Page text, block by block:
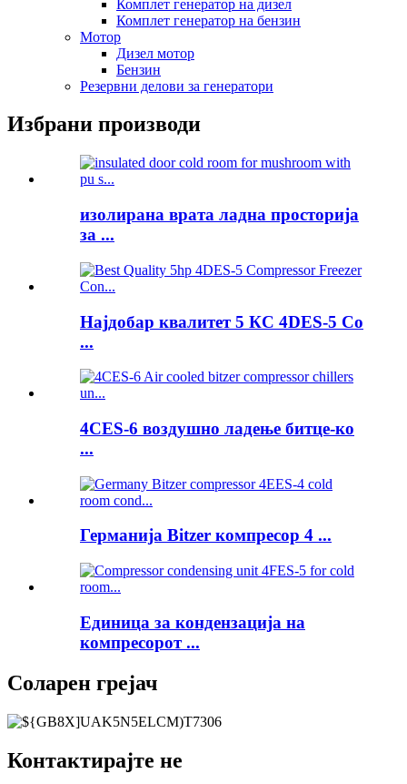
Комплет генератор на дизел
Комплет генератор на бензин
Мотор
Дизел мотор
Бензин
Резервни делови за генератори
Избрани производи
изолирана врата ладна просторија
за ...
Најдобар квалитет 5 КС 4DES-5 Co
...
4CES-6 воздушно ладење битце-ко
...
Германија Bitzer компресор 4 ...
Единица за кондензација на
компресорот ...
Соларен грејач
Контактирајте не